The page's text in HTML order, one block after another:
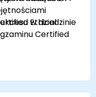
w dziedzinie
Ethical
Certified